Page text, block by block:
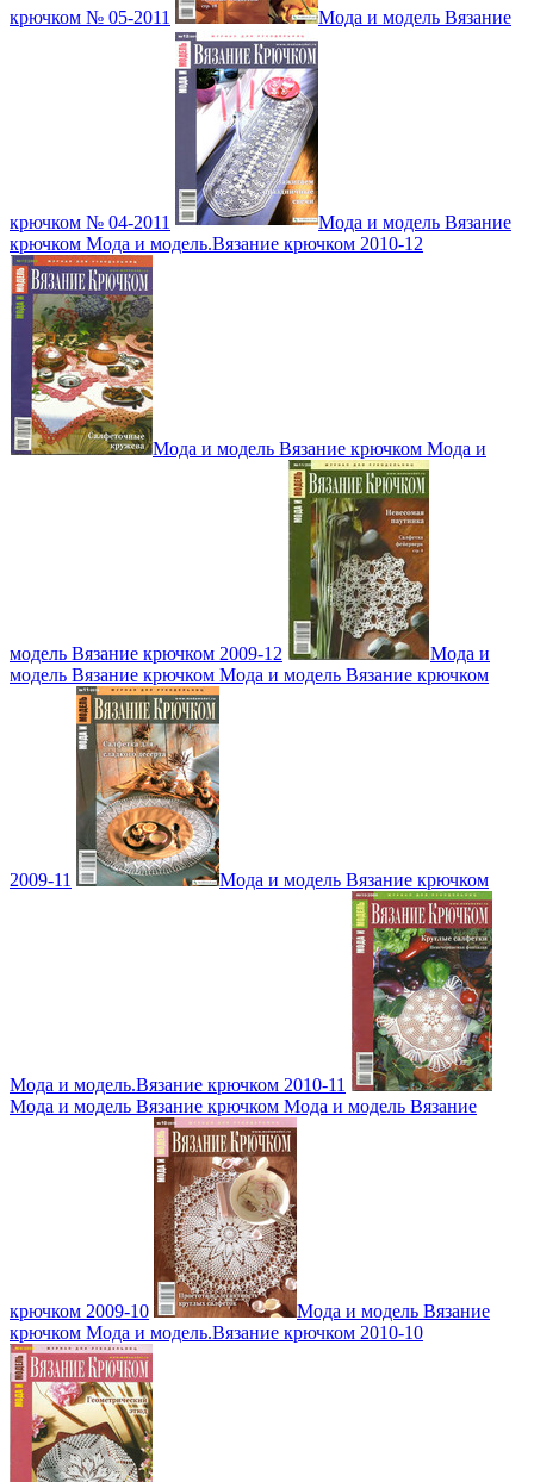
крючком № 05-2011 Мода и модель Вязание
крючком № 04-2011
Мода и модель Вязание
крючком Мода и модель.Вязание крючком 2010-12
Мода и модель Вязание крючком Мода и
модель Вязание крючком 2009-12
Мода и
модель Вязание крючком Мода и модель Вязание крючком
2009-11 Мода и модель Вязание крючком
Мода и модель.Вязание крючком 2010-11
Мода и модель Вязание крючком Мода и модель Вязание
крючком 2009-10
Мода и модель Вязание
крючком Мода и модель.Вязание крючком 2010-10